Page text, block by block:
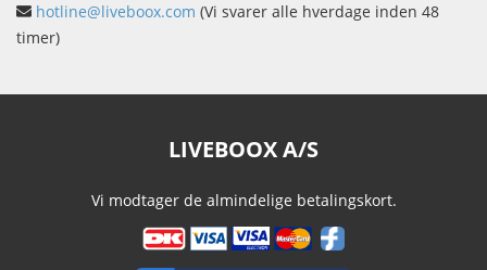
hotline@liveboox.com (Vi svarer alle hverdage inden 48
timer)
LIVEBOOX A/S
Vi modtager de almindelige betalingskort.